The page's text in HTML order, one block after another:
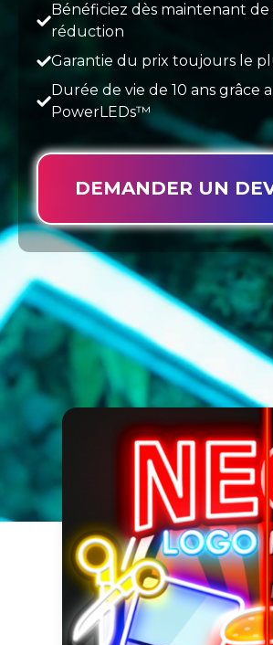
Bénéficiez dès maintenant de
réduction
Garantie du prix toujours le
Durée de vie de 10 ans grâce
PowerLEDs™
DEMANDER UN